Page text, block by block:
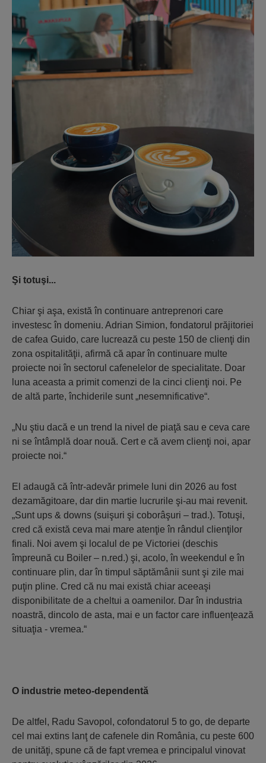
Şi totuşi...
Chiar şi aşa, există în continuare antreprenori care
investesc în domeniu. Adrian Simion, fondatorul prăjitoriei
de cafea Guido, care lucrează cu peste 150 de clienţi din
zona ospitalităţii, afirmă că apar în continuare multe
proiecte noi în sectorul cafenelelor de specialitate. Doar
luna aceasta a primit comenzi de la cinci clienţi noi. Pe
de altă parte, închiderile sunt „nesemnificative“.
„Nu ştiu dacă e un trend la nivel de piaţă sau e ceva care
ni se întâmplă doar nouă. Cert e că avem clienţi noi, apar
proiecte noi.“
El adaugă că într-adevăr primele luni din 2026 au fost
dezamăgitoare, dar din martie lucrurile şi-au mai revenit.
„Sunt ups & downs (suişuri şi coborâşuri – trad.). Totuşi,
cred că există ceva mai mare atenţie în rândul clienţilor
finali. Noi avem şi localul de pe Victoriei (deschis
împreună cu Boiler – n.red.) şi, acolo, în weekendul e în
continuare plin, dar în timpul săptămânii sunt şi zile mai
puţin pline. Cred că nu mai există chiar aceeaşi
disponibilitate de a cheltui a oamenilor. Dar în industria
noastră, dincolo de asta, mai e un factor care influenţează
situaţia - vremea.“
O industrie meteo-dependentă
De altfel, Radu Savopol, cofondatorul 5 to go, de departe
cel mai extins lanţ de cafenele din România, cu peste 600
de unităţi, spune că de fapt vremea e principalul vinovat